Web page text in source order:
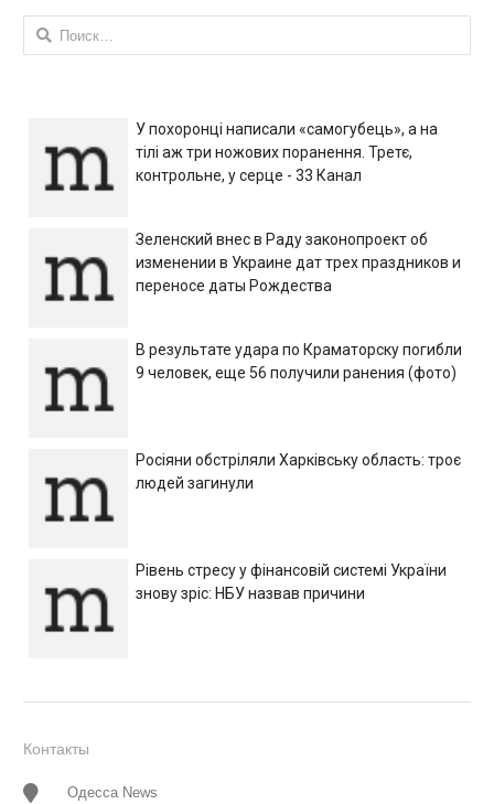
Найти:
У похоронці написали «самогубець», а на
тілі аж три ножових поранення. Третє,
контрольне, у серце - 33 Канал
Зеленский внес в Раду законопроект об
изменении в Украине дат трех праздников и
переносе даты Рождества
В результате удара по Краматорску погибли
9 человек, еще 56 получили ранения (фото)
Росіяни обстріляли Харківську область: троє
людей загинули
Рівень стресу у фінансовій системі України
знову зріс: НБУ назвав причини
Контакты
Одесса News